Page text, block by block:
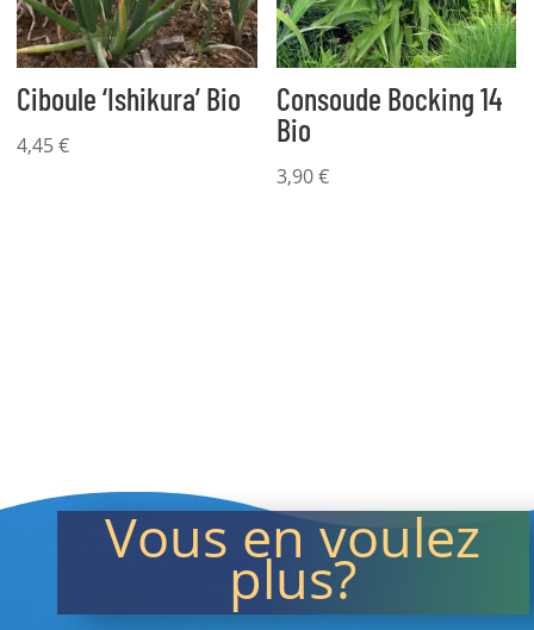
Ciboule ‘Ishikura’ Bio
4,45€
Consoude Bocking 14
Bio
3,90€
Vous en voulez
plus?